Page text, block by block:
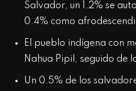
Salvador, un 1.2% se
0.4% como
El pueblo indígena con
Nahua Pipil, seguido de
Un 0.5% de los